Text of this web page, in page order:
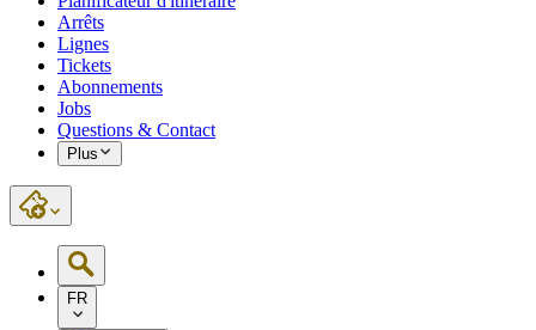
Arrêts
Lignes
Tickets
Abonnements
Jobs
Questions & Contact
Plus
FR